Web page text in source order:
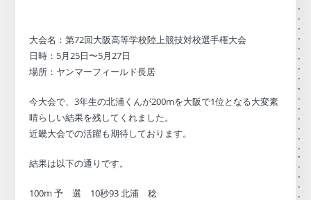
大会名：第72回大阪高等学校陸上競技対校選手権大会
日時：5月25日〜5月27日
場所：ヤンマーフィールド長居
今大会で、3年生の北浦くんが200mを大阪で1位となる大変素
晴らしい結果を残してくれました。
近畿大会での活躍も期待しております。
結果は以下の通りです。
100m 予 選 10秒93 北浦 稔